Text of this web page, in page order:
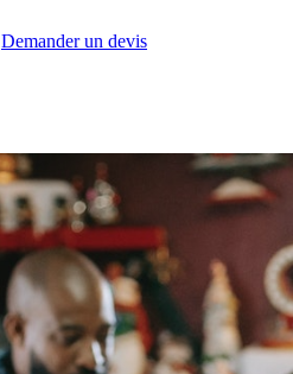
Demander un devis